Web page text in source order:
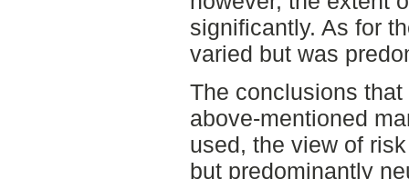
significantly. As for
varied but was
The conclusions
above-mentioned
used, the view of
but predominantly